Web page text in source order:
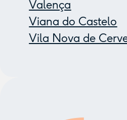
Valença
Viana do Castelo
Vila Nova de